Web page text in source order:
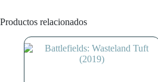
Productos relacionados